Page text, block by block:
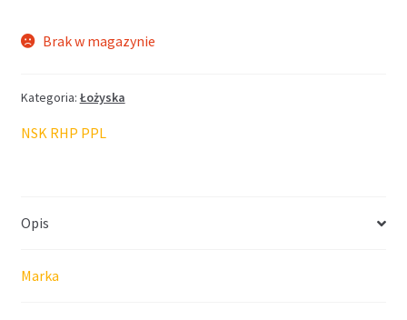
Brak w magazynie
Kategoria: Łożyska
NSK RHP PPL
Opis
Marka